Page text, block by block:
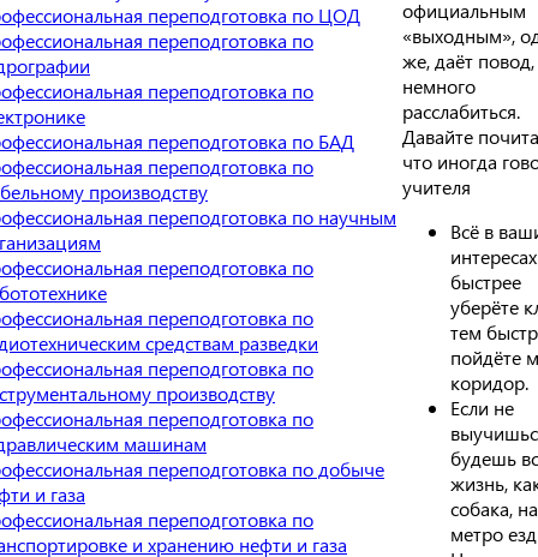
переподготовка по ЦОД
переподготовка по
переподготовка по
переподготовка по БАД
переподготовка по
производству
переподготовка по научным
переподготовка по
переподготовка по
средствам разведки
переподготовка по
производству
переподготовка по
машинам
переподготовка по добыче
и газа
переподготовка по
и хранению нефти и газа
официальным
«выходным»,
же, даёт повод,
немного
расслабиться.
Давайте
что иногда
учителя
Всё в
быстрее
уберёте
тем
пойдёте
коридор.
Если не
будешь
жизнь,
собака, на
метро